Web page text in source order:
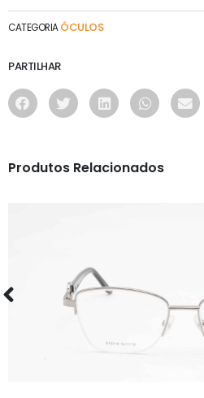
CATEGORIA ÓCULOS
PARTILHAR
Produtos Relacionados